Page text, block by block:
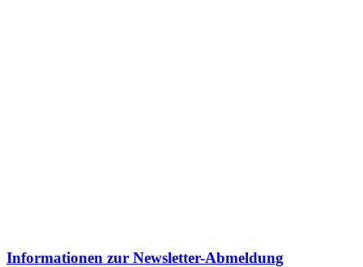
Informationen zur Newsletter-Abmeldung